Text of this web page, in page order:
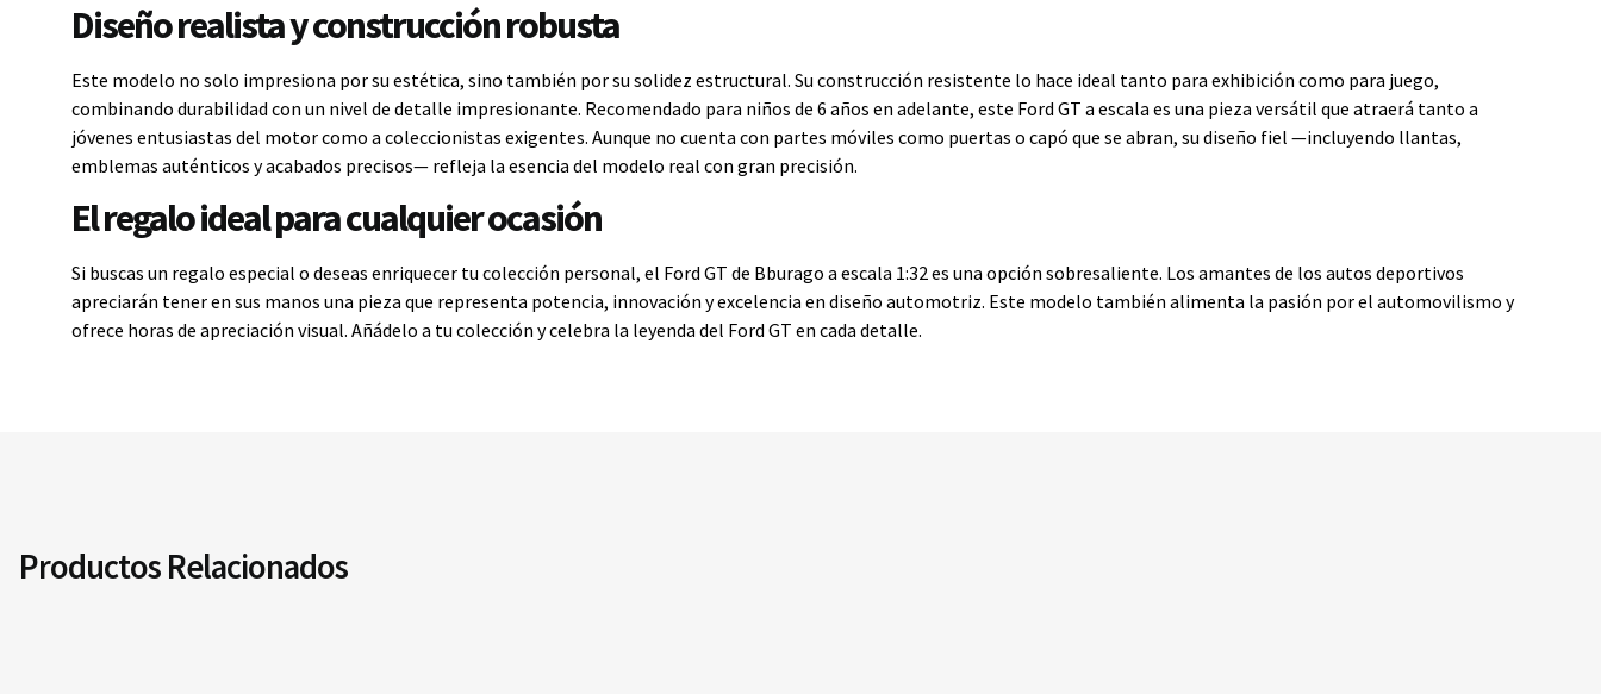
Diseño realista y construcción robusta
Este modelo no solo impresiona por su estética, sino también por su solidez estructural. Su construcción resistente lo hace ideal tanto para exhibición como para juego,
combinando durabilidad con un nivel de detalle impresionante. Recomendado para niños de 6 años en adelante, este Ford GT a escala es una pieza versátil que atraerá tanto a
jóvenes entusiastas del motor como a coleccionistas exigentes. Aunque no cuenta con partes móviles como puertas o capó que se abran, su diseño fiel —incluyendo llantas,
emblemas auténticos y acabados precisos— refleja la esencia del modelo real con gran precisión.
El regalo ideal para cualquier ocasión
Si buscas un regalo especial o deseas enriquecer tu colección personal, el Ford GT de Bburago a escala 1:32 es una opción sobresaliente. Los amantes de los autos deportivos
apreciarán tener en sus manos una pieza que representa potencia, innovación y excelencia en diseño automotriz. Este modelo también alimenta la pasión por el automovilismo y
ofrece horas de apreciación visual. Añádelo a tu colección y celebra la leyenda del Ford GT en cada detalle.
Productos Relacionados